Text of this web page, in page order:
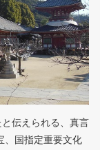
伝えられる、真言
、国指定重要文化